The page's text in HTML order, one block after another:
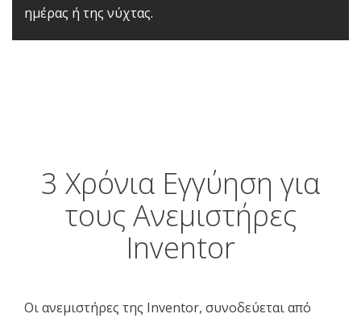
ημέρας ή της νύχτας.
3 Χρόνια Εγγύηση για
τους Ανεμιστήρες
Inventor
Οι ανεμιστήρες της Inventor, συνοδεύεται από